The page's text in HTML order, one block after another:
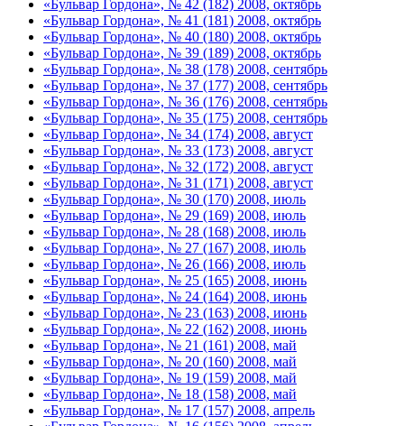
«Бульвар Гордона», № 42 (182) 2008, октябрь
«Бульвар Гордона», № 41 (181) 2008, октябрь
«Бульвар Гордона», № 40 (180) 2008, октябрь
«Бульвар Гордона», № 39 (189) 2008, октябрь
«Бульвар Гордона», № 38 (178) 2008, сентябрь
«Бульвар Гордона», № 37 (177) 2008, сентябрь
«Бульвар Гордона», № 36 (176) 2008, сентябрь
«Бульвар Гордона», № 35 (175) 2008, сентябрь
«Бульвар Гордона», № 34 (174) 2008, август
«Бульвар Гордона», № 33 (173) 2008, август
«Бульвар Гордона», № 32 (172) 2008, август
«Бульвар Гордона», № 31 (171) 2008, август
«Бульвар Гордона», № 30 (170) 2008, июль
«Бульвар Гордона», № 29 (169) 2008, июль
«Бульвар Гордона», № 28 (168) 2008, июль
«Бульвар Гордона», № 27 (167) 2008, июль
«Бульвар Гордона», № 26 (166) 2008, июль
«Бульвар Гордона», № 25 (165) 2008, июнь
«Бульвар Гордона», № 24 (164) 2008, июнь
«Бульвар Гордона», № 23 (163) 2008, июнь
«Бульвар Гордона», № 22 (162) 2008, июнь
«Бульвар Гордона», № 21 (161) 2008, май
«Бульвар Гордона», № 20 (160) 2008, май
«Бульвар Гордона», № 19 (159) 2008, май
«Бульвар Гордона», № 18 (158) 2008, май
«Бульвар Гордона», № 17 (157) 2008, апрель